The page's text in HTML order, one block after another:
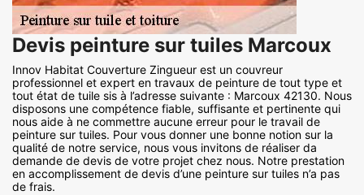
Devis peinture sur tuiles Marcoux
Innov Habitat Couverture Zingueur est un couvreur
professionnel et expert en travaux de peinture de tout type et
tout état de tuile sis à l’adresse suivante : Marcoux 42130. Nous
disposons une compétence fiable, suffisante et pertinente qui
nous aide à ne commettre aucune erreur pour le travail de
peinture sur tuiles. Pour vous donner une bonne notion sur la
qualité de notre service, nous vous invitons de réaliser da
demande de devis de votre projet chez nous. Notre prestation
en accomplissement de devis d’une peinture sur tuiles n’a pas
de frais.